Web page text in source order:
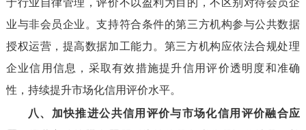
于行业自律管理，评价不以盈利为目的，不区别对待会员企
业与非会员企业。支持符合条件的第三方机构参与公共数据
授权运营，提高数据加工能力。第三方机构应依法合规处理
企业信用信息，采取有效措施提升信用评价透明度和准确
性，持续提升市场化信用评价水平。
八、加快推进公共信用评价与市场化信用评价融合应